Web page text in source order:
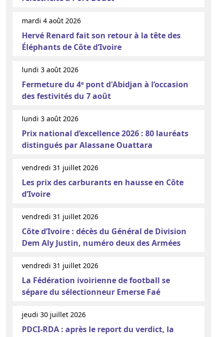
mardi 4 août 2026
Hervé Renard fait son retour à la tête des
Éléphants de Côte d’Ivoire
lundi 3 août 2026
Fermeture du 4ᵉ pont d'Abidjan à l’occasion
des festivités du 7 août
lundi 3 août 2026
Prix national d’excellence 2026 : 80 lauréats
distingués par Alassane Ouattara
vendredi 31 juillet 2026
Les prix des carburants en hausse en Côte
d’Ivoire
vendredi 31 juillet 2026
Côte d’Ivoire : décès du Général de Division
Dem Aly Justin, numéro deux des Armées
vendredi 31 juillet 2026
La Fédération ivoirienne de football se
sépare du sélectionneur Emerse Faé
jeudi 30 juillet 2026
PDCI-RDA : après le report du verdict, la